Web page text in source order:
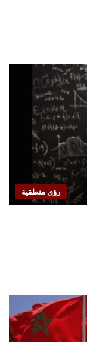
رؤى منطقية